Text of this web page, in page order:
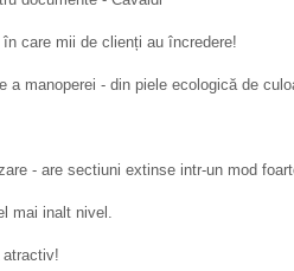
care mii de clienți au încredere!
a manoperei - din piele ecologică de
- are sectiuni extinse intr-un mod
mai inalt nivel.
atractiv!